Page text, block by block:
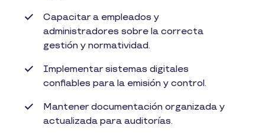
Capacitar a empleados y
administradores sobre la correcta
gestión y normatividad.
Implementar sistemas digitales
confiables para la emisión y control.
Mantener documentación organizada y
actualizada para auditorías.